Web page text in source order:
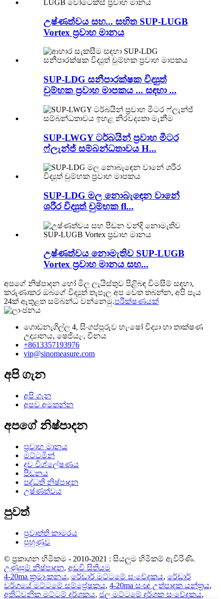
උෂ්ණත්වය සහ... සහිත SUP-LUGB
Vortex ප්‍රවාහ මානය
SUP-LDG සනීපාරක්ෂක විද්‍යුත්
චුම්භක ප්‍රවාහ මාපකය ... සඳහා ...
SUP-LWGY ටර්බයින් ප්‍රවාහ මීටර
ෆ්ලැන්ජ් සම්බන්ධතාවය H...
SUP-LDG මල නොබැඳෙන වානේ
ශරීර විද්‍යුත් චුම්භක fl...
උෂ්ණත්වය නොමැතිව SUP-LUGB
Vortex ප්‍රවාහ මානය සහ...
අපගේ නිෂ්පාදන හෝ මිල ලැයිස්තුව පිළිබඳ විමසීම් සඳහා,
කරුණාකර ඔබගේ විද්‍යුත් තැපෑල අප වෙත තබන්න, අපි පැය
24ක් ඇතුළත සම්බන්ධ වන්නෙමු.පරීක්ෂණයක්
ගොඩනැගිල්ල 4, සිංගප්පූරුව හැංෂෝ විද්‍යා හා තාක්ෂණ
උද්‍යානය, ෂෙජියැං, චීනය
+8613357193976
vip@sinomeasure.com
අපි ගැන
අපි ගැන
අපව අමතන්න
අපගේ නිෂ්පාදන
ප්‍රවාහ මානය
මට්ටමින්
ද්‍රව විශ්ලේෂණය
පීඩනය
පද්ධති නිෂ්පාදන
උෂ්ණත්වය
පුවත්
ප්‍රවෘත්ති කාමරය
පුහුණුව
© ප්‍රකාශන හිමිකම - 2010-2021 : සියලුම හිමිකම් ඇවිරිණි.
උණුසුම් නිෂ්පාදන, අඩවි සිතියම
4-20ma ක්‍රමාංකනය, රේඩාර් මට්ටමේ සංවේදකය, රේඩාර්
වර්ගයේ මට්ටමේ සම්ප්‍රේෂකය, 4-20ma සංඥා උත්පාදක යන්ත්‍රය,
අතිධ්වනික මට්ටම් දර්ශකය, ජල මට්ටමේ දර්ශක සංවේදකය,